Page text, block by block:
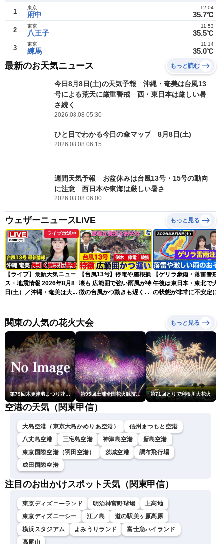
1 府中
東京
35.7℃
12:04
2 八王子
東京
35.5℃
11:53
3 練馬
東京
35.0℃
11:14
最新のお天気ニュース もっと読む
今日8月8日(土)の天気予報 沖縄・奄美は台風13
号による荒天に厳重警戒 西・東日本は厳しい暑
さ続く
2026.08.08 05:30
ひと目でわかる今日の傘マップ 8月8日(土)
2026.08.08 06:15
週間天気予報 お盆休みは台風13号・15号の動向
に注意 西日本や東海は厳しい暑さ
2026.08.08 06:00
ウェザーニュースLiVE もっと見る
ライブ放送中
【ライブ】最新天気ニュー
ス・地震情報 2026年8月8
日(土）／沖縄・奄美は大荒
ュースLiVEコーヒータイ
ム・青原桃香／山口剛央〉
【台風13号】停電や屋根損
壊も 広範囲で強い雨風が特
徴の台風かつ動きも遅く影
【ゲリラ豪雨・落雷警戒
午後は東日本・東北で大
の状態が非常に不安定に
関東の人気の花火大会 もっと見る
第79回木更津港まつり花火大会 第95回土浦全国花火競技大会 第71回とりで利根川大花火
空港の天気（関東甲信）
大島空港（東京大島かめりあ空港）
信州まつもと空港
八丈島空港
三宅島空港 神津島空港
新島空港
東京国際空港（羽田空港）
茨城空港
調布飛行場
成田国際空港
注目のお出かけスポット天気（関東甲信）
東京ディズニーランド 明治神宮野球場
上高地
東京ディズニーシー
江ノ島
道の駅美ヶ原高原
横浜スタジアム
よみうりランド
富士急ハイランド
高尾山